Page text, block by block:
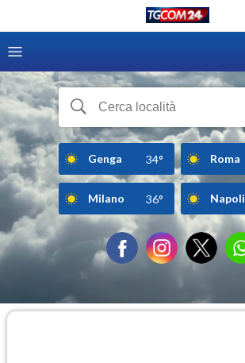
Genga 34° Roma
Milano 36° Napoli